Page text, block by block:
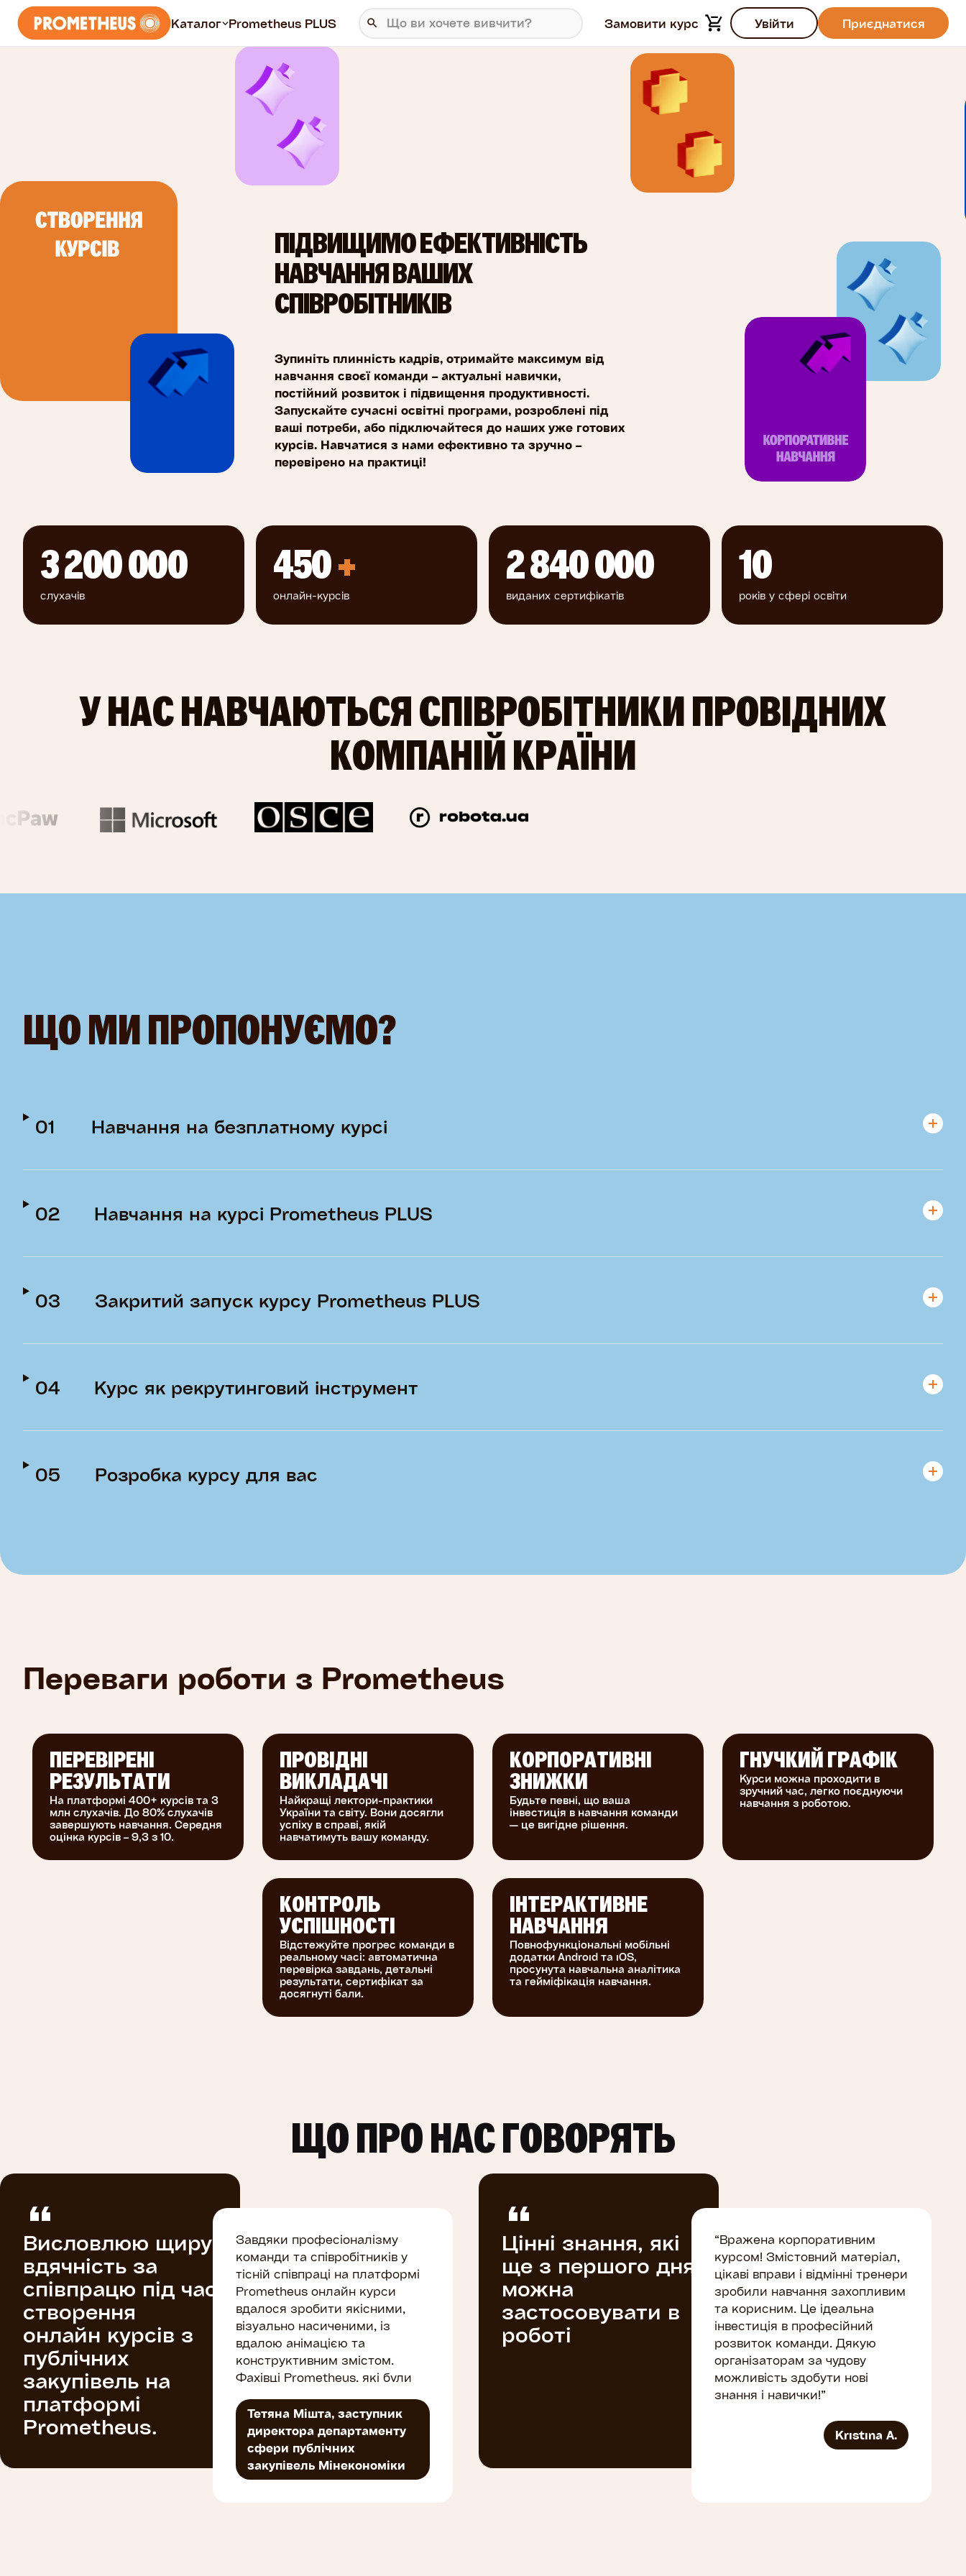
Каталог
Prometheus PLUS
Prometheus PLUS Замовити курс Увійти Приєднатися
ПІДВИЩИМО ЕФЕКТИВНІСТЬ
НАВЧАННЯ ВАШИХ
СПІВРОБІТНИКІВ
Зупиніть плинність кадрів, отримайте максимум від
навчання своєї команди – актуальні навички,
постійний розвиток і підвищення продуктивності.
Запускайте сучасні освітні програми, розроблені під
ваші потреби, або підключайтеся до наших уже готових
курсів. Навчатися з нами ефективно та зручно –
перевірено на практиці!
3 200 000
слухачів
450 +
онлайн-курсів
2 840 000
виданих сертифікатів
10
років у сфері освіти
У НАС НАВЧАЮТЬСЯ СПІВРОБІТНИКИ ПРОВІДНИХ
КОМПАНІЙ КРАЇНИ
ЩО МИ ПРОПОНУЄМО?
01 Навчання на безплатному курсі
02 Навчання на курсі Prometheus PLUS
03 Закритий запуск курсу Prometheus PLUS
04 Курс як рекрутинговий інструмент
05 Розробка курсу для вас
Переваги роботи з Prometheus
ПЕРЕВІРЕНІ
РЕЗУЛЬТАТИ
На платформі 400+ курсів та 3
млн слухачів. До 80% слухачів
завершують навчання. Середня
оцінка курсів – 9,3 з 10.
ПРОВІДНІ
ВИКЛАДАЧІ
Найкращі лектори-практики
України та світу. Вони досягли
успіху в справі, якій
навчатимуть вашу команду.
КОРПОРАТИВНІ
ЗНИЖКИ
Будьте певні, що ваша
інвестиція в навчання команди
— це вигідне рішення.
ГНУЧКИЙ ГРАФІК
Курси можна проходити в
зручний час, легко поєднуючи
навчання з роботою.
КОНТРОЛЬ
УСПІШНОСТІ
Відстежуйте прогрес команди в
реальному часі: автоматична
перевірка завдань, детальні
результати, сертифікат за
досягнуті бали.
ІНТЕРАКТИВНЕ
НАВЧАННЯ
Повнофункціональні мобільні
додатки Android та iOS,
просунута навчальна аналітика
та гейміфікація навчання.
ЩО ПРО НАС ГОВОРЯТЬ
Висловлюю щиру
вдячність за
співпрацю під час
створення
онлайн курсів з
публічних
закупівель на
платформі
Prometheus.
Завдяки професіоналізму
команди та співробітників у
тісній співпраці на платформі
Prometheus онлайн курси
вдалося зробити якісними,
візуально насиченими, із
вдалою анімацією та
конструктивним змістом.
Фахівці Prometheus, які були
створення , виявляли
уважність до деталей , швидко
реагували на фідбек та
допомагали лекторам під час
створення візуального
Тетяна Мішта, заступник
директора департаменту
сфери публічних
закупівель Мінекономіки
Цінні знання, які
ще з першого дня
можна
застосовувати в
роботі
“Вражена корпоративним
курсом! Змістовний матеріал,
цікаві вправи і відмінні тренери
зробили навчання захопливим
та корисним. Це ідеальна
інвестиція в професійний
розвиток команди. Дякую
організаторам за чудову
можливість здобути нові
знання і навички!”
Kristina A.